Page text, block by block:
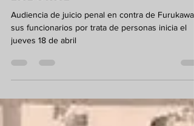
laboral
Audiencia de juicio penal en contra de Furukawa
sus funcionarios por trata de personas inicia el
jueves 18 de abril